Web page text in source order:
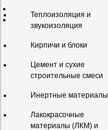
Теплоизоляция и
звукоизоляция
Кирпичи и блоки
Цемент и сухие
строительные смеси
Инертные материалы
Лакокрасочные
материалы (ЛКМ) и